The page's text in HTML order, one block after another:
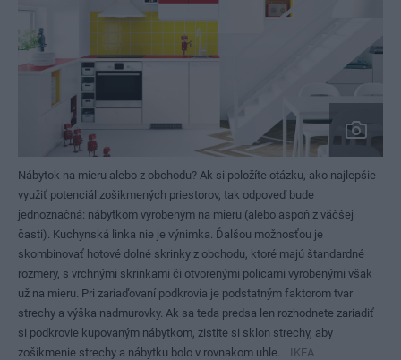
Nábytok na mieru alebo z obchodu? Ak si položíte otázku, ako najlepšie
využiť potenciál zošikmených priestorov, tak odpoveď bude
jednoznačná: nábytkom vyrobeným na mieru (alebo aspoň z väčšej
časti). Kuchynská linka nie je výnimka. Ďalšou možnosťou je
skombinovať hotové dolné skrinky z obchodu, ktoré majú štandardné
rozmery, s vrchnými skrinkami či otvorenými policami vyrobenými však
už na mieru. Pri zariaďovaní podkrovia je podstatným faktorom tvar
strechy a výška nadmurovky. Ak sa teda predsa len rozhodnete zariadiť
si podkrovie kupovaným nábytkom, zistite si sklon strechy, aby
zošikmenie strechy a nábytku bolo v rovnakom uhle.
IKEA